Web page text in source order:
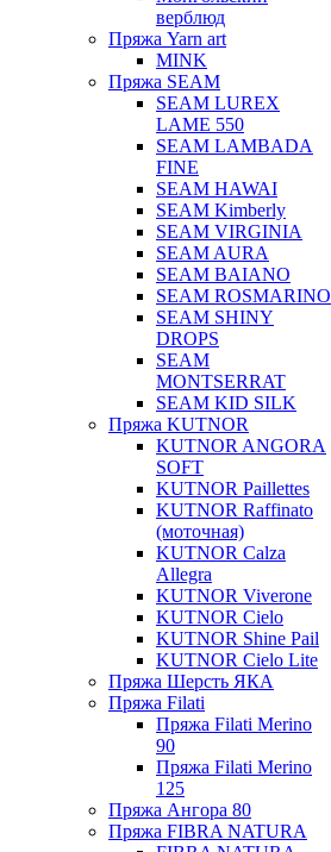
верблюд
Пряжа Yarn art
MINK
Пряжа SEAM
SEAM LUREX
LAME 550
SEAM LAMBADA
FINE
SEAM HAWAI
SEAM Kimberly
SEAM VIRGINIA
SEAM AURA
SEAM BAIANO
SEAM ROSMARINO
SEAM SHINY
DROPS
SEAM
MONTSERRAT
SEAM KID SILK
Пряжа KUTNOR
KUTNOR ANGORA
SOFT
KUTNOR Paillettes
KUTNOR Raffinato
(моточная)
KUTNOR Calza
Allegra
KUTNOR Viverone
KUTNOR Cielo
KUTNOR Shine Pail
KUTNOR Cielo Lite
Пряжа Шерсть ЯКА
Пряжа Filati
Пряжа Filati Merino
90
Пряжа Filati Merino
125
Пряжа Ангора 80
Пряжа FIBRA NATURA